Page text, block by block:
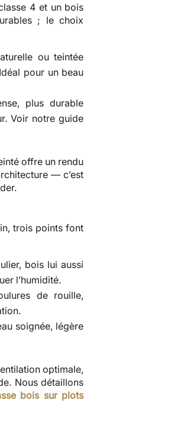
4 et un bois
; le choix
ou teintée
pour un beau
plus durable
Voir notre guide
offre un rendu
— c’est
trois points font
bois lui aussi
l’humidité.
de rouille,
soignée, légère
optimale,
Nous détaillons
bois sur plots